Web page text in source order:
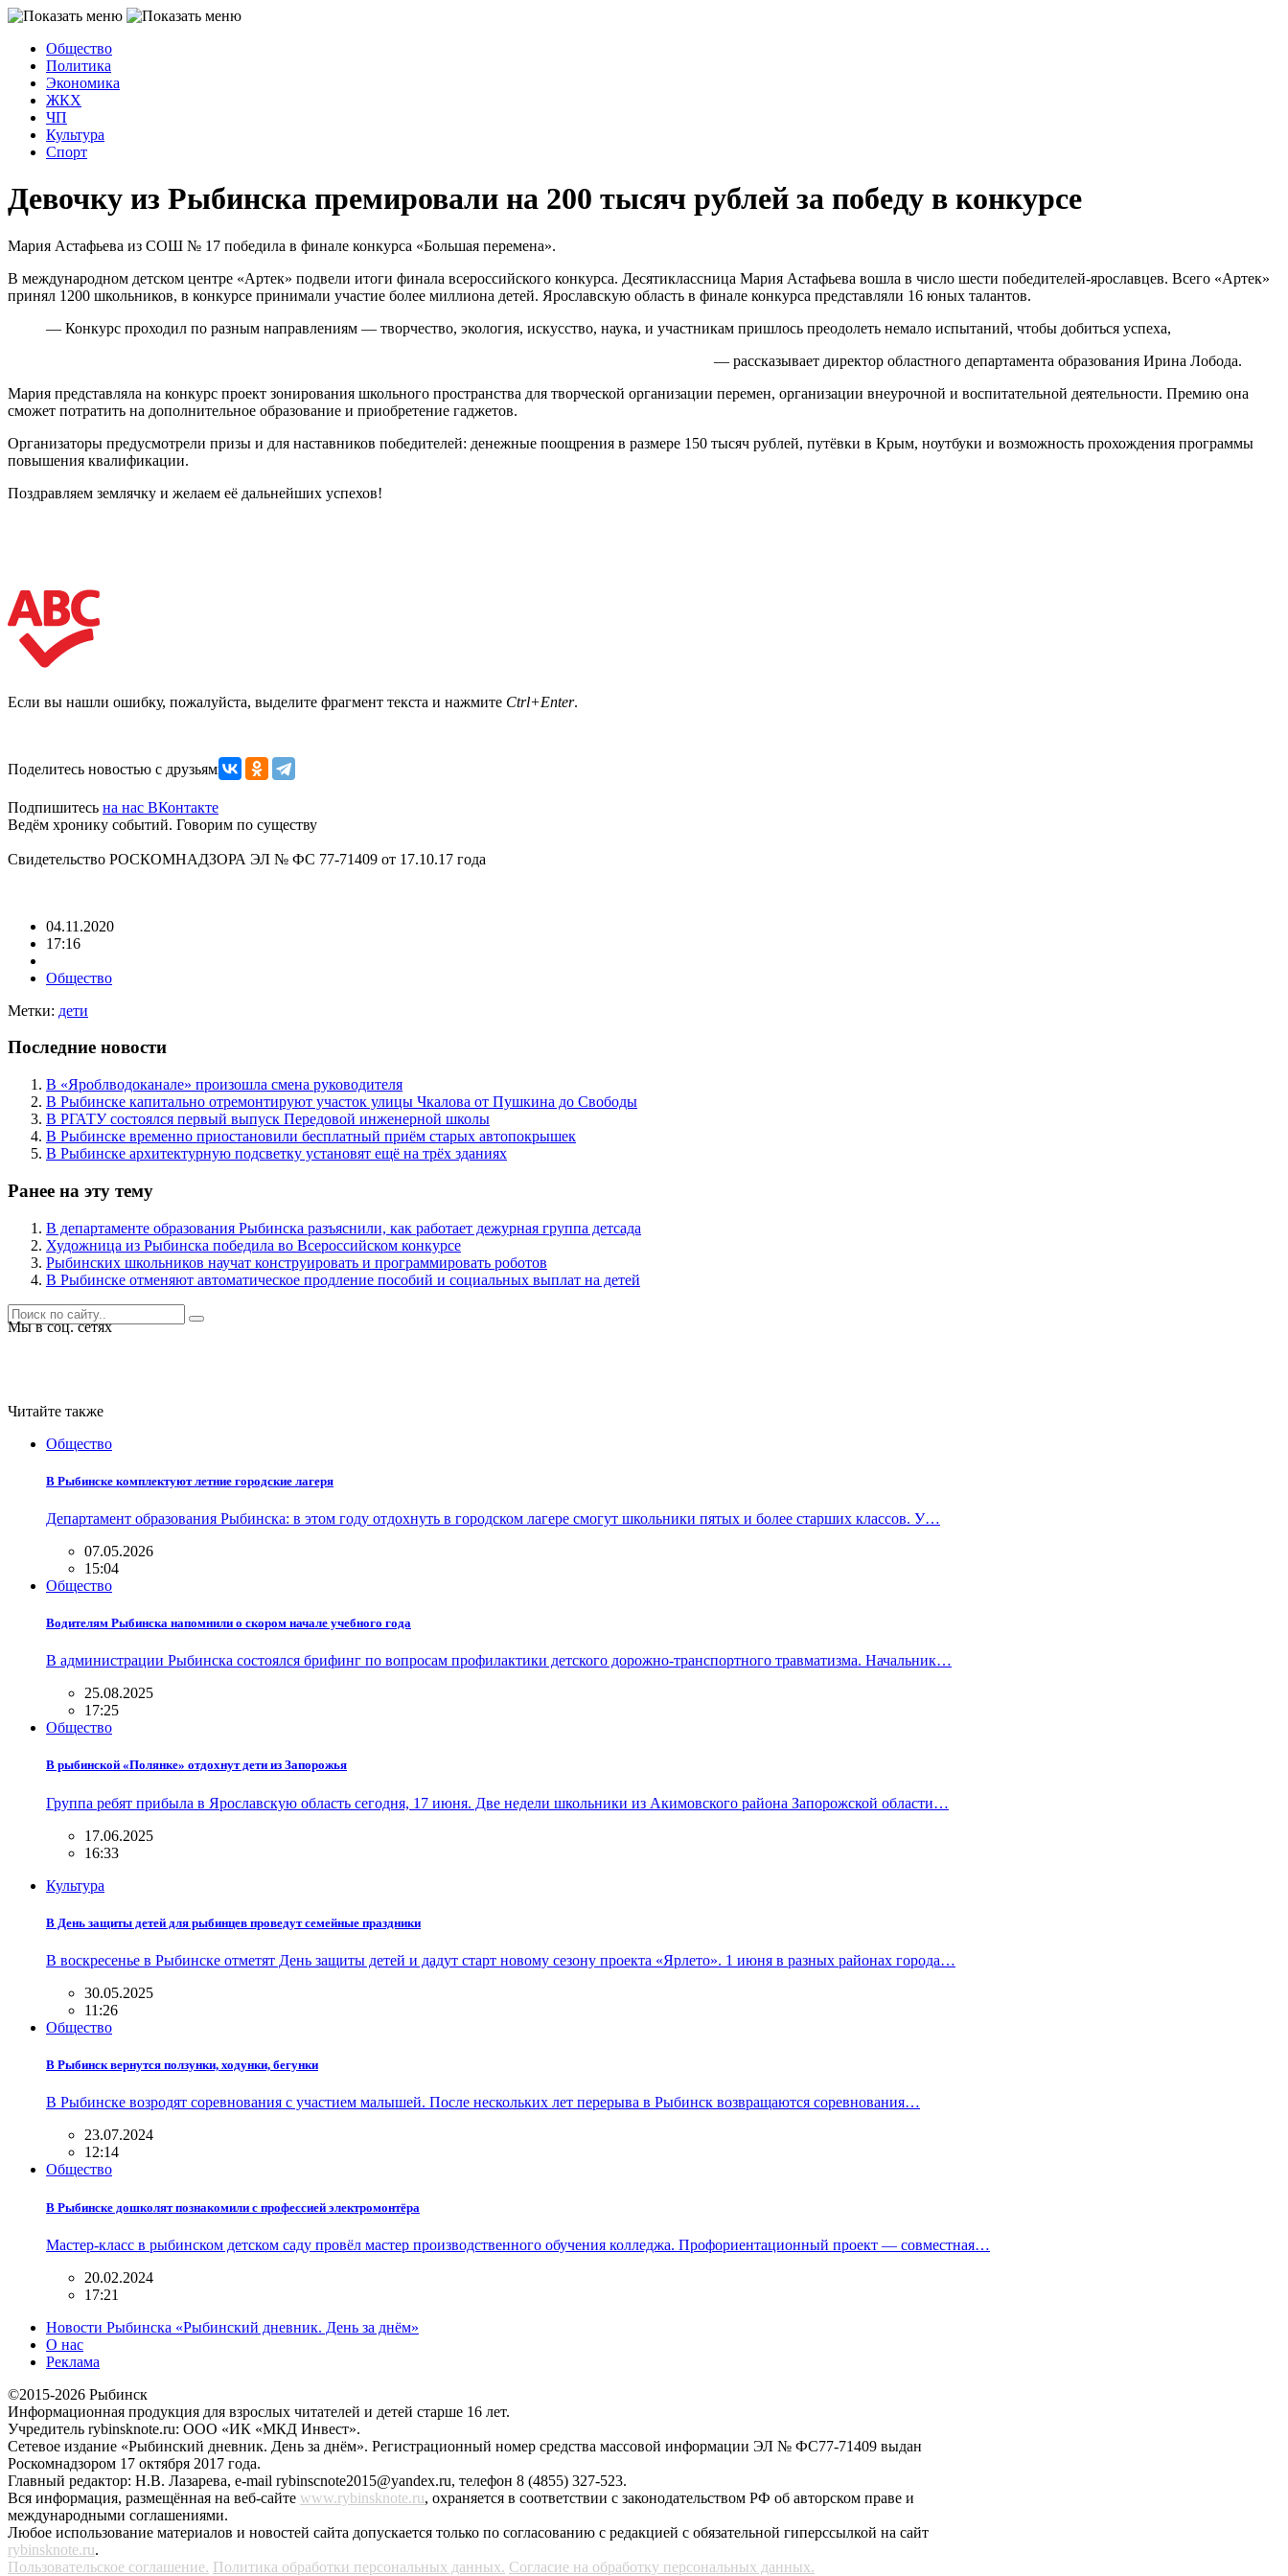
Общество
Политика
Экономика
ЖКХ
ЧП
Культура
Спорт
Девочку из Рыбинска премировали на 200 тысяч рублей за победу в конкурсе
Мария Астафьева из СОШ № 17 победила в финале конкурса «Большая перемена».
В международном детском центре «Артек» подвели итоги финала всероссийского конкурса. Десятиклассница Мария Астафьева вошла в число шести победителей-ярославцев. Всего «Артек»
принял 1200 школьников, в конкурсе принимали участие более миллиона детей. Ярославскую область в финале конкурса представляли 16 юных талантов.
— Конкурс проходил по разным направлениям — творчество, экология, искусство, наука, и участникам пришлось преодолеть немало испытаний, чтобы добиться успеха,
— рассказывает директор областного департамента образования Ирина Лобода.
Мария представляла на конкурс проект зонирования школьного пространства для творческой организации перемен, организации внеурочной и воспитательной деятельности. Премию она
сможет потратить на дополнительное образование и приобретение гаджетов.
Организаторы предусмотрели призы и для наставников победителей: денежные поощрения в размере 150 тысяч рублей, путёвки в Крым, ноутбуки и возможность прохождения программы
повышения квалификации.
Поздравляем землячку и желаем её дальнейших успехов!
Если вы нашли ошибку, пожалуйста, выделите фрагмент текста и нажмите Ctrl+Enter.
Поделитесь новостью с друзьями
Подпишитесь на нас ВКонтакте
Ведём хронику событий. Говорим по существу
Свидетельство РОСКОМНАДЗОРА ЭЛ № ФС 77-71409 от 17.10.17 года
04.11.2020
17:16
Общество
Метки: дети
Последние новости
В «Яроблводоканале» произошла смена руководителя
В Рыбинске капитально отремонтируют участок улицы Чкалова от Пушкина до Свободы
В РГАТУ состоялся первый выпуск Передовой инженерной школы
В Рыбинске временно приостановили бесплатный приём старых автопокрышек
В Рыбинске архитектурную подсветку установят ещё на трёх зданиях
Ранее на эту тему
В департаменте образования Рыбинска разъяснили, как работает дежурная группа детсада
Художница из Рыбинска победила во Всероссийском конкурсе
Рыбинских школьников научат конструировать и программировать роботов
В Рыбинске отменяют автоматическое продление пособий и социальных выплат на детей
Мы в соц. сетях
Читайте также
Общество
В Рыбинске комплектуют летние городские лагеря
Департамент образования Рыбинска: в этом году отдохнуть в городском лагере смогут школьники пятых и более старших классов. У…
07.05.2026
15:04
Общество
Водителям Рыбинска напомнили о скором начале учебного года
В администрации Рыбинска состоялся брифинг по вопросам профилактики детского дорожно-транспортного травматизма. Начальник…
25.08.2025
17:25
Общество
В рыбинской «Полянке» отдохнут дети из Запорожья
Группа ребят прибыла в Ярославскую область сегодня, 17 июня. Две недели школьники из Акимовского района Запорожской области…
17.06.2025
16:33
Культура
В День защиты детей для рыбинцев проведут семейные праздники
В воскресенье в Рыбинске отметят День защиты детей и дадут старт новому сезону проекта «Ярлето». 1 июня в разных районах города…
30.05.2025
11:26
Общество
В Рыбинск вернутся ползунки, ходунки, бегунки
В Рыбинске возродят соревнования с участием малышей. После нескольких лет перерыва в Рыбинск возвращаются соревнования…
23.07.2024
12:14
Общество
В Рыбинске дошколят познакомили с профессией электромонтёра
Мастер-класс в рыбинском детском саду провёл мастер производственного обучения колледжа. Профориентационный проект — совместная…
20.02.2024
17:21
Новости Рыбинска «Рыбинский дневник. День за днём»
О нас
Реклама
©2015-2026 Рыбинск
Информационная продукция для взрослых читателей и детей старше 16 лет.
Учредитель rybinsknote.ru: ООО «ИК «МКД Инвест».
Сетевое издание «Рыбинский дневник. День за днём». Регистрационный номер средства массовой информации ЭЛ № ФС77-71409 выдан
Роскомнадзором 17 октября 2017 года.
Главный редактор: Н.В. Лазарева, e-mail rybinscnote2015@yandex.ru, телефон 8 (4855) 327-523.
Вся информация, размещённая на веб-сайте www.rybinsknote.ru, охраняется в соответствии с законодательством РФ об авторском праве и
международными соглашениями.
Любое использование материалов и новостей сайта допускается только по согласованию с редакцией с обязательной гиперссылкой на сайт
rybinsknote.ru.
Пользовательское соглашение. Политика обработки персональных данных. Согласие на обработку персональных данных.